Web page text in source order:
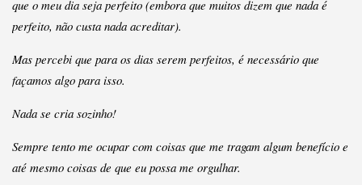
que o meu dia seja perfeito (embora que muitos dizem que nada é
perfeito, não custa nada acreditar).
Mas percebi que para os dias serem perfeitos, é necessário que
façamos algo para isso.
Nada se cria sozinho!
Sempre tento me ocupar com coisas que me tragam algum benefício e
até mesmo coisas de que eu possa me orgulhar.